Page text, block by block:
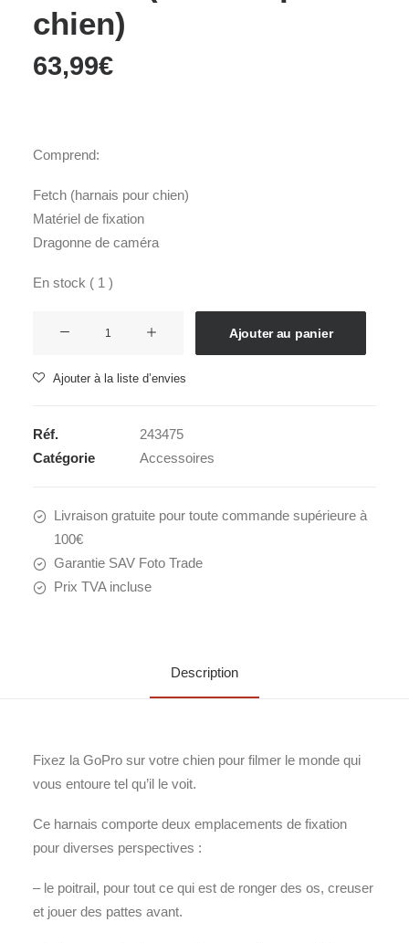
chien)
63,99€
Comprend:
Fetch (harnais pour chien)
Matériel de fixation
Dragonne de caméra
En stock ( 1 )
FETCH
chien)
Ajouter au panier
Ajouter à la liste d’envies
Réf.
243475
Catégorie
Accessoires
Livraison gratuite pour toute commande supérieure à
100€
Garantie SAV Foto Trade
Prix TVA incluse
Description
Fixez la GoPro sur votre chien pour filmer le monde qui
vous entoure tel qu’il le voit.
Ce harnais comporte deux emplacements de fixation
pour diverses perspectives :
– le poitrail, pour tout ce qui est de ronger des os, creuser
et jouer des pattes avant.